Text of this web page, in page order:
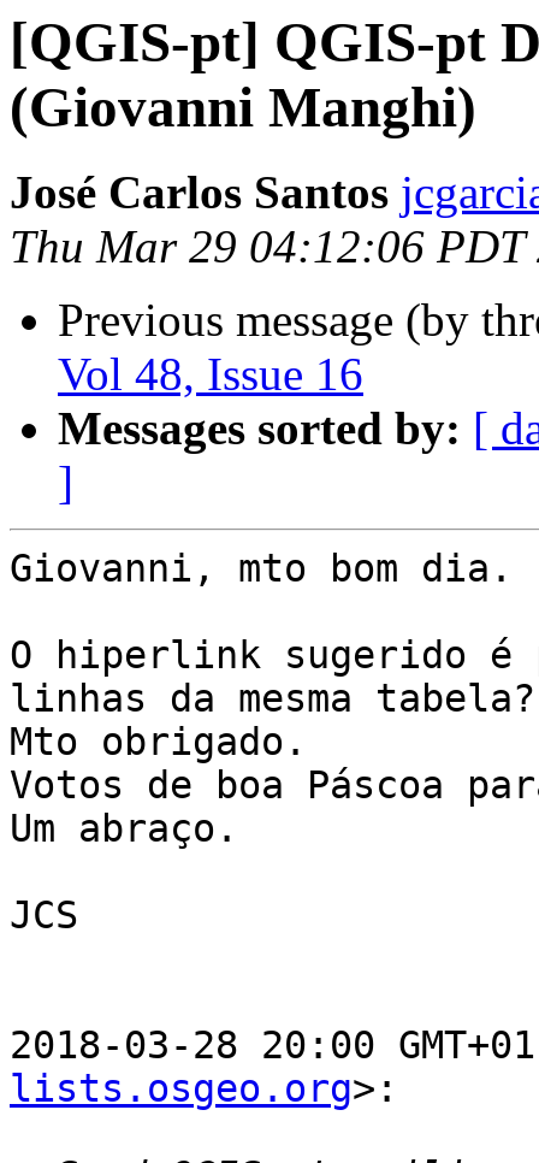
[QGIS-pt] QGIS-pt
(Giovanni Manghi)
José Carlos Santos
Thu Mar 29 04:12:06 PDT
Previous message (by
Vol 48, Issue 16
Messages sorted by: [
]
Giovanni, mto bom dia.
O hiperlink sugerido
linhas da mesma tabela?
Mto obrigado.
Votos de boa Páscoa
Um abraço.
JCS
2018-03-28 20:00
lists.osgeo.org>: